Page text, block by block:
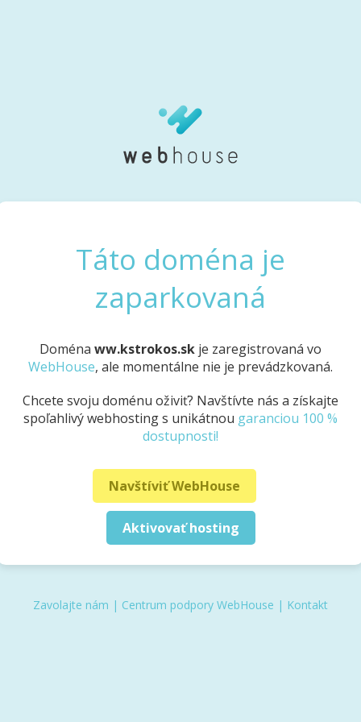
Táto doména je
zaparkovaná
Doména ww.kstrokos.sk je zaregistrovaná vo
WebHouse, ale momentálne nie je prevádzkovaná.
Chcete svoju doménu oživiť? Navštívte nás a získajte
spoľahlivý webhosting s unikátnou garanciou 100 %
dostupnosti!
Navštíviť WebHouse
Aktivovať hosting
Zavolajte nám | Centrum podpory WebHouse | Kontakt